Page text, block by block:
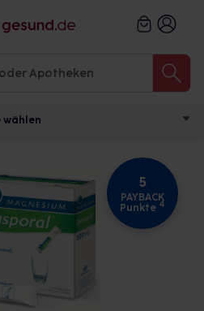
wählen
5
PAYBACK
Punkte 4